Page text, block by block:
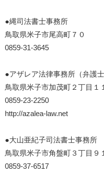
●縄司法書士事務所
鳥取県米子市尾高町７０
0859-31-3645
●アザレア法律事務所（弁護士
鳥取県米子市加茂町２丁目１
0859-23-2250
http://azalea-law.net
●大山亜紀子司法書士事務所
鳥取県米子市角盤町３丁目９１
0859-37-6517